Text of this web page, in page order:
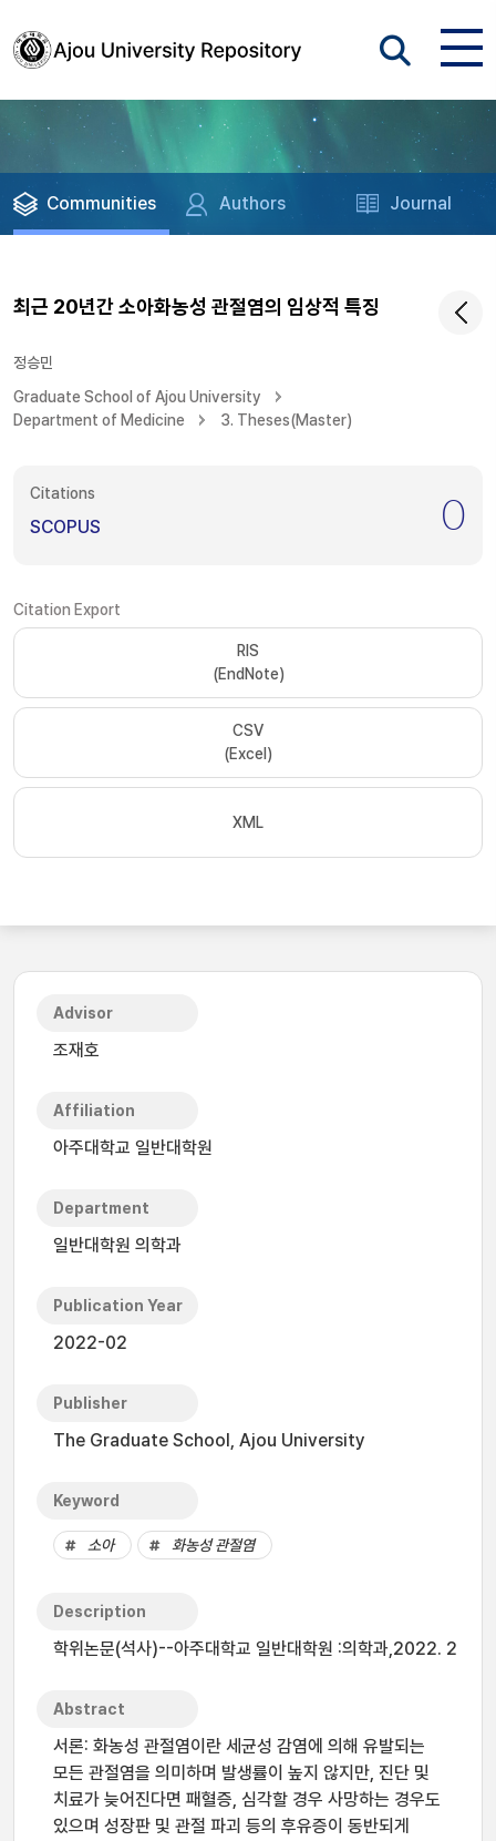
Communities Authors Journal
최근 20년간 소아화농성 관절염의 임상적 특징
정승민
Graduate School of Ajou University
Department of Medicine
3. Theses(Master)
Citations
SCOPUS 0
Citation Export
RIS
(EndNote)
CSV
(Excel)
XML
Advisor
조재호
Affiliation
아주대학교 일반대학원
Department
일반대학원 의학과
Publication Year
2022-02
Publisher
The Graduate School, Ajou University
Keyword
소아 화농성 관절염
Description
학위논문(석사)--아주대학교 일반대학원 :의학과,2022. 2
Abstract
서론: 화농성 관절염이란 세균성 감염에 의해 유발되는
모든 관절염을 의미하며 발생률이 높지 않지만, 진단 및
치료가 늦어진다면 패혈증, 심각할 경우 사망하는 경우도
있으며 성장판 및 관절 파괴 등의 후유증이 동반되게